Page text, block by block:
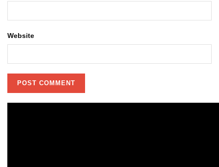
Website